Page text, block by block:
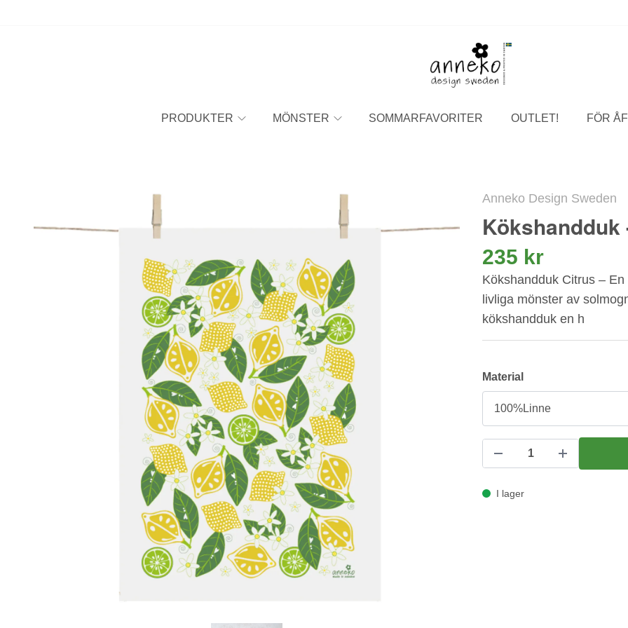
PRODUKTER MÖNSTER SOMMARFAVORITER OUTLET! FÖR ÅF
Anneko Design Sweden
Kökshandduk
235 kr
Kökshandduk Citrus –
livliga mönster av
kökshandduk en h
Material
I lager